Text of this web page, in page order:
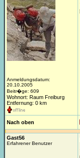
Anmeldungsdatum:
20.10.2005
Beitr�ge: 609
Wohnort: Raum Freiburg
Entfernung: 0 km
Nach oben
Gast56
Erfahrener Benutzer